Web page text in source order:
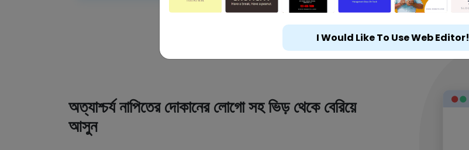
অত্যাশ্চর্য নাপিতের দোকানের লোগো সহ ভিড় থেকে বেরিয়ে
আসুন
I Would Like To Use Web Editor!